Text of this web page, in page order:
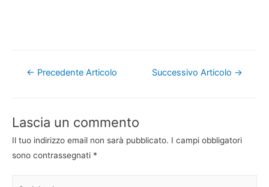
Navigazione
← Precedente Articolo Successivo Articolo →
Lascia un commento
Il tuo indirizzo email non sarà pubblicato. I campi obbligatori
sono contrassegnati *